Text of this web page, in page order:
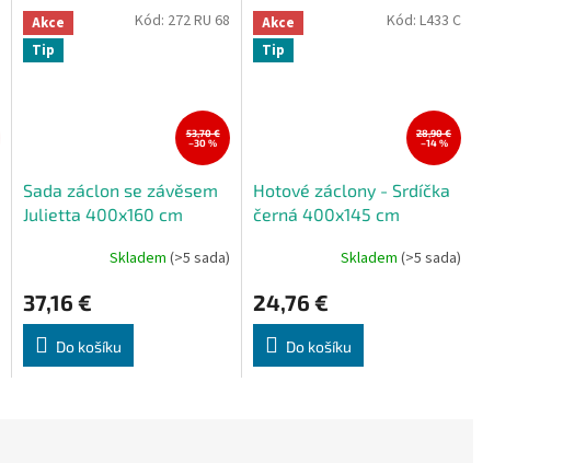
Akce
Tip
53,70 €
–30 %
Sada záclon se závěsem
Julietta 400x160 cm
Skladem(>5 sada)
37,16 €
Do košíku
Kód: 272 RU 68
Akce
Tip
28,90 €
–14 %
Hotové záclony - Srdíčka
černá 400x145 cm
Skladem (>5 sada)
24,76 €
Do košíku
Kód: L433 C